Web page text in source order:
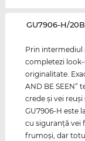
‌GU7906-H/
Prin intermediul
completezi
originalitate.
AND BE SEEN“
crede şi vei
GU7906-H este
cu siguranţă vei
frumoşi, dar